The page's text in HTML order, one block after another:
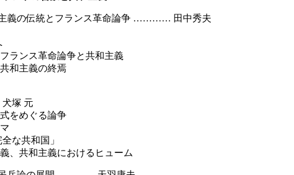
義の伝統とフランス革命論争 ………… 田中秀夫
ス革命論争と共和主義
主義の終焉
塚 元
めぐる論争
共和国」
和主義におけるヒューム